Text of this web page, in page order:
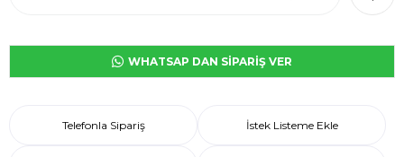
WHATSAP DAN SİPARİŞ VER
Telefonla Sipariş İstek Listeme Ekle